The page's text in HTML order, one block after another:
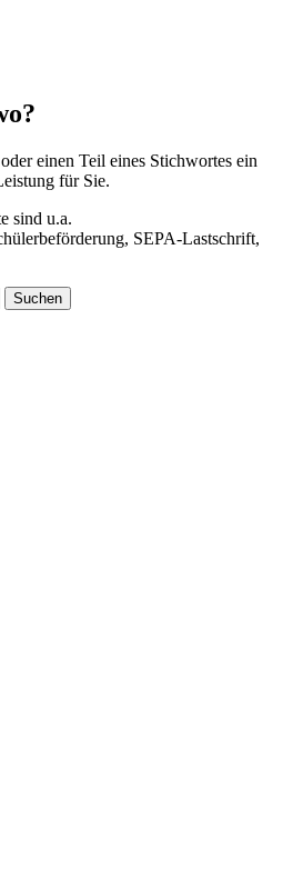
einen Teil eines Stichwortes ein
für Sie.
sind u.a.
SEPA-Lastschrift,
Suchen